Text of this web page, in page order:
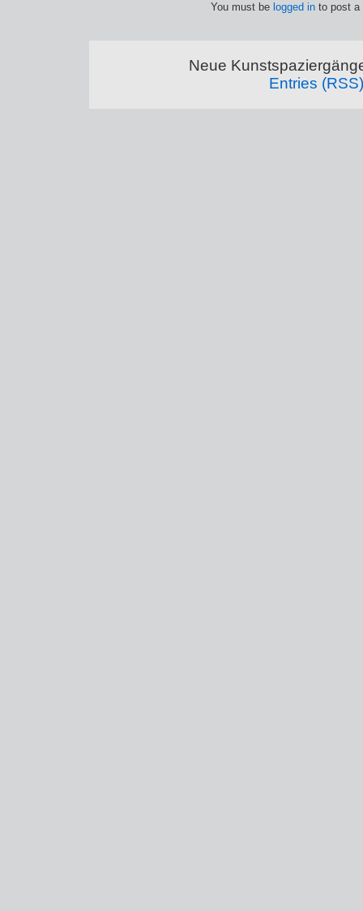
You must be logged in to post a
Neue
Entries (RSS)